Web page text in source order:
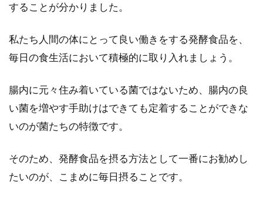
することが分かりました。
私たち人間の体にとって良い働きをする発酵食品を、
毎日の食生活において積極的に取り入れましょう。
腸内に元々住み着いている菌ではないため、腸内の良
い菌を増やす手助けはできても定着することができな
いのが菌たちの特徴です。
そのため、発酵食品を摂る方法として一番にお勧めし
たいのが、こまめに毎日摂ることです。